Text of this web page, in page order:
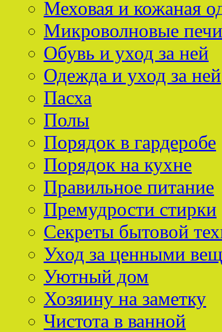
Меховая и кожаная
Микроволновые печи
Обувь и уход за ней
Одежда и уход за ней
Пасха
Полы
Порядок в гардеробе
Порядок на кухне
Правильное питание
Премудрости стирки
Секреты бытовой
Уход за ценными
Уютный дом
Хозяину на заметку
Чистота в ванной